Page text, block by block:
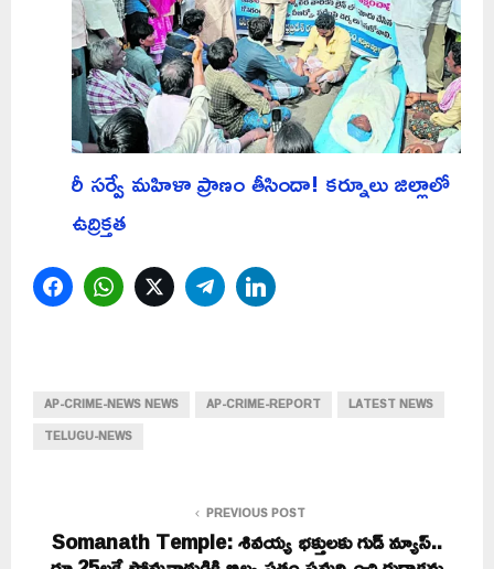
రీ సర్వే మహిళా ప్రాణం తీసిందా! కర్నూలు జిల్లాలో
ఉద్రిక్తత
FacebookWhatsAppTwitterTelegram
AP-CRIME-NEWS NEWS AP-CRIME-REPORT
LATEST NEWS
TELUGU-NEWS
PREVIOUS POST
Somanath Temple: శివయ్య భక్తులకు గుడ్ న్యూస్..